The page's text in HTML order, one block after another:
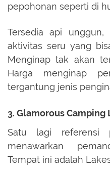
pepohonan seperti di
Tersedia api unggun,
aktivitas seru yang
Menginap tak akan
Harga menginap
tergantung jenis
3. Glamorous Camping
Satu lagi referensi
menawarkan
Tempat ini adalah